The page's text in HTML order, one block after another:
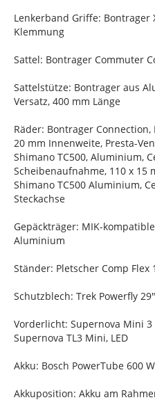
Lenkerband Griffe: Bontrager
Klemmung
Sattel: Bontrager Commuter
Sattelstütze: Bontrager aus
Versatz, 400 mm Länge
Räder: Bontrager
20 mm Innenweite, Presta-
Shimano TC500, Aluminium,
Scheibenaufnahme, 110 x 15
Shimano TC500 Aluminium,
Steckachse
Gepäckträger: MIK-
Aluminium
Ständer: Pletscher Comp Flex
Schutzblech: Trek Powerfly
Vorderlicht: Supernova Mini
Supernova TL3 Mini, LED
Akku: Bosch PowerTube 600
Akkuposition: Akku am